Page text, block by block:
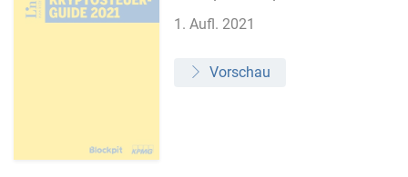
1. Aufl. 2021
Vorschau